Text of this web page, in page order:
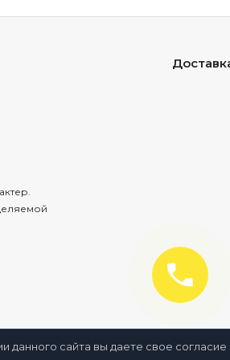
данного сайта вы даете свое